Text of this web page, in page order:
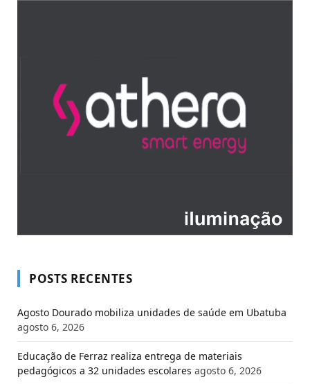
POSTS RECENTES
Agosto Dourado mobiliza unidades de saúde em Ubatuba
agosto 6, 2026
Educação de Ferraz realiza entrega de materiais
pedagógicos a 32 unidades escolares agosto 6, 2026